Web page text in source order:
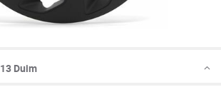
13 Duim